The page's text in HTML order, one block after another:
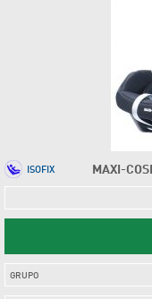
MAXI-
ISOFIX
GRUPO